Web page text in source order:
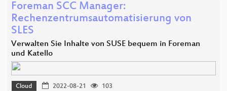
Foreman SCC Manager:
Rechenzentrumsautomatisierung von
SLES
Verwalten Sie Inhalte von SUSE bequem in Foreman
und Katello
Cloud 2022-08-21
103